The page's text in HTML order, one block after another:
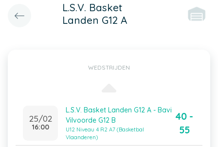
L.S.V. Basket
Landen G12 A
WEDSTRIJDEN
25/02
16:00
L.S.V. Basket Landen G12 A - Bavi
Vilvoorde G12 B
U12 Niveau 4 R2 A7 (Basketbal
Vlaanderen)
40 -
55